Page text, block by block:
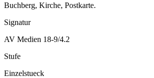
Buchberg, Kirche, Postkarte.
Signatur
AV Medien 18-9/4.2
Stufe
Einzelstueck